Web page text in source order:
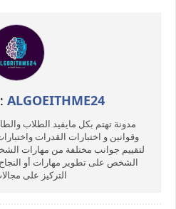
كتب بواسطة : ALGOEITHME24
مدونة تهتم بكل مايفيد الطلاب
وقوانين و اختبارات القدرات
لتقييم جوانب مختلفة من مهارات
الشخص على تطوير مهارات أو
التركيز على